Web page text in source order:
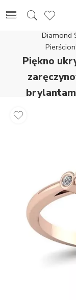
Diamond
Piękno